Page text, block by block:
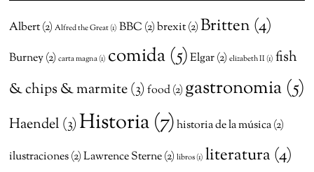
Albert(2) Alfred the Great(1) BBC (2)brexit(2)Britten (4)
Burney(2) carta magna(1) comida (5)Elgar(2) elizabeth II(1) fish
& chips & marmite(3) food(2) gastronomia (5)
Haendel (3)Historia(7)historia de la música(2)
ilustraciones(2)Lawrence Sterne(2) libros(1) literatura (4)